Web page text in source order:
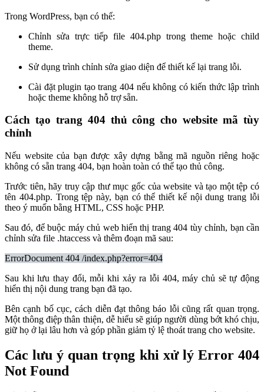
Trong WordPress, bạn có thể:
Chỉnh sửa trực tiếp file 404.php trong theme hoặc child
theme.
Sử dụng trình chỉnh sửa giao diện để thiết kế lại trang lỗi.
Cài đặt plugin tạo trang 404 nếu không có kiến thức lập trình
hoặc theme không hỗ trợ sẵn.
Cách tạo trang 404 thủ công cho website mã tùy
chỉnh
Nếu website của bạn được xây dựng bằng mã nguồn riêng hoặc
không có sẵn trang 404, bạn hoàn toàn có thể tạo thủ công.
Trước tiên, hãy truy cập thư mục gốc của website và tạo một tệp có
tên 404.php. Trong tệp này, bạn có thể thiết kế nội dung trang lỗi
theo ý muốn bằng HTML, CSS hoặc PHP.
Sau đó, để buộc máy chủ web hiển thị trang 404 tùy chỉnh, bạn cần
chỉnh sửa file .htaccess và thêm đoạn mã sau:
ErrorDocument 404 /index.php?error=404
Sau khi lưu thay đổi, mỗi khi xảy ra lỗi 404, máy chủ sẽ tự động
hiển thị nội dung trang bạn đã tạo.
Bên cạnh bố cục, cách diễn đạt thông báo lỗi cũng rất quan trọng.
Một thông điệp thân thiện, dễ hiểu sẽ giúp người dùng bớt khó chịu,
giữ họ ở lại lâu hơn và góp phần giảm tỷ lệ thoát trang cho website.
Các lưu ý quan trọng khi xử lý Error 404
Not Found